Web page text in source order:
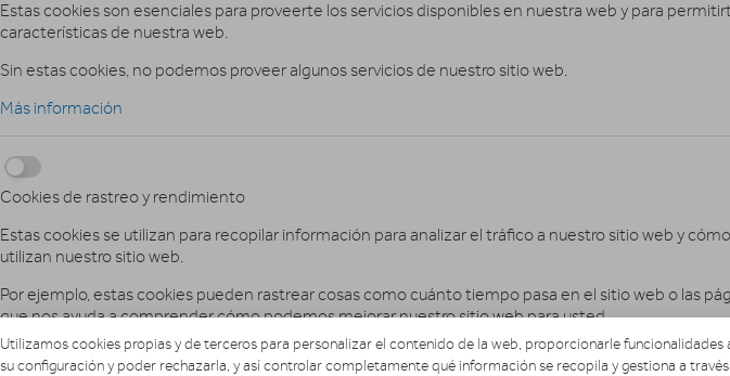
Utilizamos cookies propias y de terceros para personalizar el contenido de la web, proporcionarle
su configuración y poder rechazarla, y así controlar completamente qué información se recopila y gestiona a
Estas cookies son esenciales para proveerte los servicios disponibles en nuestra web y para
características de nuestra web.
Sin estas cookies, no podemos proveer algunos servicios de nuestro sitio web.
Más información
Cookies de rastreo y rendimiento
Estas cookies se utilizan para recopilar información para analizar el tráfico a nuestro sitio web y
utilizan nuestro sitio web.
Por ejemplo, estas cookies pueden rastrear cosas como cuánto tiempo pasa en el sitio web o las
que nos ayuda a comprender cómo podemos mejorar nuestro sitio web para usted.
La información recopilada a través de estas cookies de seguimiento y rendimiento no identifica a